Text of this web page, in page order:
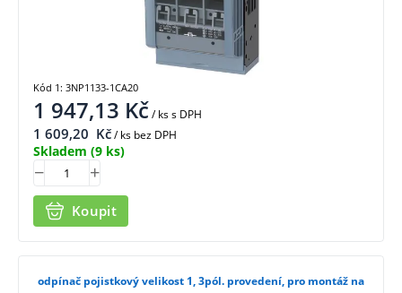
1 947,13 Kč/ kss DPH
1 609,20 Kč/ ks bez DPH
Skladem (9 ks)
Koupit
Kód 1: 3NP1133-1CA20
odpínač pojistkový velikost 1, 3pól. provedení, pro montáž na